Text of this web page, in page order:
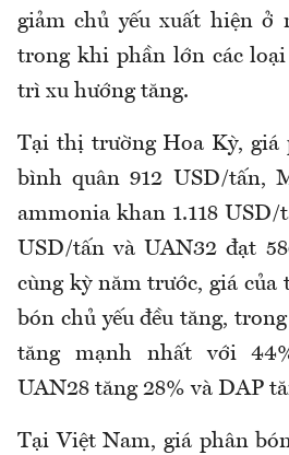
giảm chủ yếu xuất hiện ở
trong khi phần lớn các
trì xu hướng tăng.
Tại thị trường Hoa Kỳ, giá
bình quân 912 USD/tấn,
ammonia khan 1.118 USD/
USD/tấn và UAN32 đạt
cùng kỳ năm trước, giá của
bón chủ yếu đều tăng,
tăng mạnh nhất với
UAN28 tăng 28% và DAP
Tại Việt Nam, giá phân